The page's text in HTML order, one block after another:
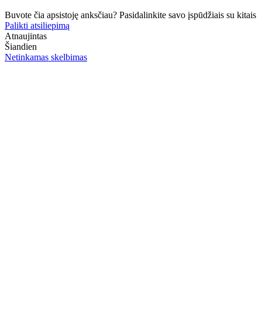
Buvote čia apsistoję anksčiau? Pasidalinkite savo įspūdžiais su kitais
Palikti atsiliepimą
Atnaujintas
Šiandien
Netinkamas skelbimas